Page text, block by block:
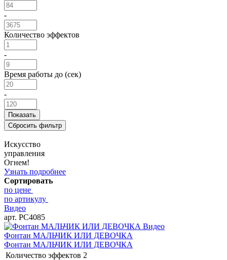
-
Количество эффектов
-
Время работы до (сек)
-
Искусство
управления
Огнем!
Узнать подробнее
Сортировать
по цене
по артикулу
Видео
арт. РС4085
Видео
Фонтан МАЛЬЧИК ИЛИ ДЕВОЧКА
Фонтан МАЛЬЧИК ИЛИ ДЕВОЧКА
Количество эффектов 2